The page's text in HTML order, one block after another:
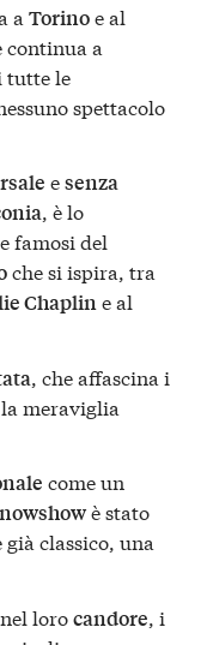
a Torinoe al
continua a
tutte le
spettacolo
esenza
, è lo
famosi del
che si ispira, tra
Chapline al
, che affascina i
la meraviglia
come un
è stato
classico, una
nel lorocandore, i